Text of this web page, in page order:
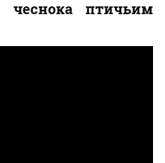
чеснока птичьим